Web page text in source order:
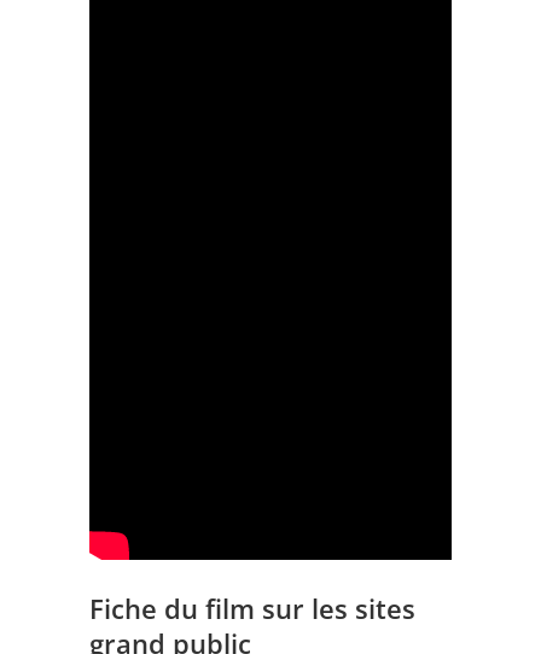
Fiche du film sur les sites
grand public